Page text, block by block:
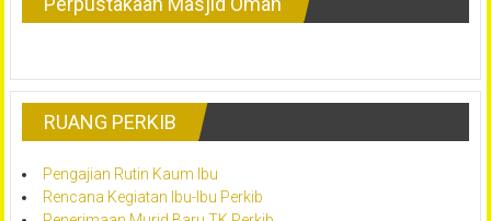
RUANG PERKIB
Pengajian Rutin Kaum Ibu
Rencana Kegiatan Ibu-Ibu Perkib